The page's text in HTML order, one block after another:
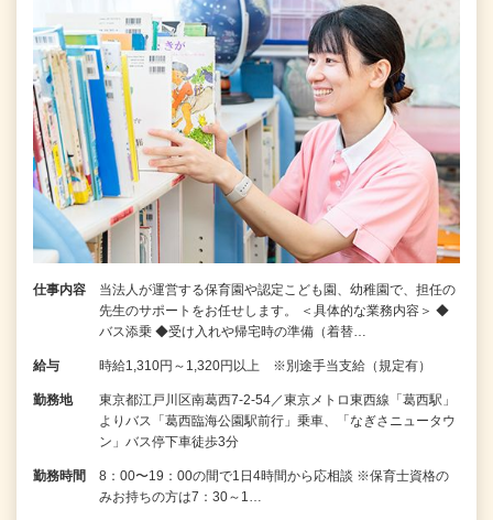
仕事内容
当法人が運営する保育園や認定こども園、幼稚園で、担任の
先生のサポートをお任せします。 ＜具体的な業務内容＞ ◆
バス添乗 ◆受け入れや帰宅時の準備（着替…
給与 時給1,310円～1,320円以上 ※別途手当支給（規定有）
勤務地
東京都江戸川区南葛西7-2-54／東京メトロ東西線「葛西駅」
よりバス「葛西臨海公園駅前行」乗車、「なぎさニュータウ
ン」バス停下車徒歩3分
勤務時間
8：00〜19：00の間で1日4時間から応相談 ※保育士資格の
みお持ちの方は7：30～1…